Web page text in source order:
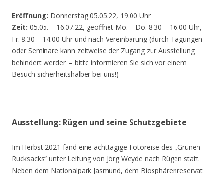
Eröffnung: Donnerstag 05.05.22, 19.00 Uhr
Zeit: 05.05. – 16.07.22, geöffnet Mo. – Do. 8.30 – 16.00 Uhr,
Fr. 8.30 – 14.00 Uhr und nach Vereinbarung (durch Tagungen
oder Seminare kann zeitweise der Zugang zur Ausstellung
behindert werden – bitte informieren Sie sich vor einem
Besuch sicherheitshalber bei uns!)
Ausstellung: Rügen und seine Schutzgebiete
Im Herbst 2021 fand eine achttägige Fotoreise des „Grünen
Rucksacks“ unter Leitung von Jörg Weyde nach Rügen statt.
Neben dem Nationalpark Jasmund, dem Biosphärenreservat